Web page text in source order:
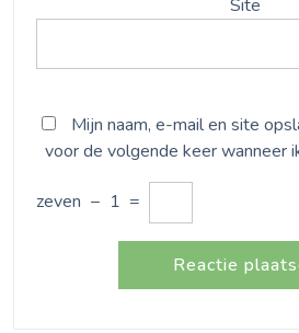
Site
Mijn naam, e-mail en site
voor de volgende keer wanneer
zeven − 1 =